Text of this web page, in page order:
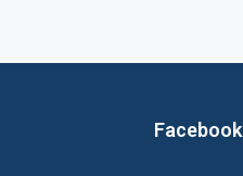
Facebook